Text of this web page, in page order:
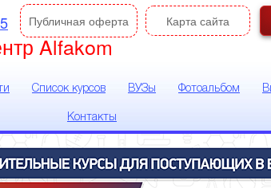
Публичная оферта
Alfakom
Карта сайта
Список курсов ВУЗы Фотоальбом
Контакты